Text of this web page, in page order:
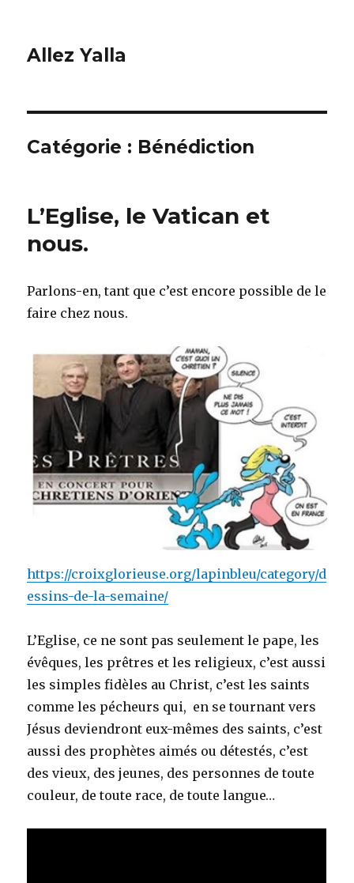
Allez Yalla
Catégorie : Bénédiction
L’Eglise, le Vatican et
nous.
Parlons-en, tant que c’est encore possible de le
faire chez nous.
https://croixglorieuse.org/lapinbleu/category/d
essins-de-la-semaine/
L’Eglise, ce ne sont pas seulement le pape, les
évêques, les prêtres et les religieux, c’est aussi
les simples fidèles au Christ, c’est les saints
comme les pécheurs qui, en se tournant vers
Jésus deviendront eux-mêmes des saints, c’est
aussi des prophètes aimés ou détestés, c’est
des vieux, des jeunes, des personnes de toute
couleur, de toute race, de toute langue…